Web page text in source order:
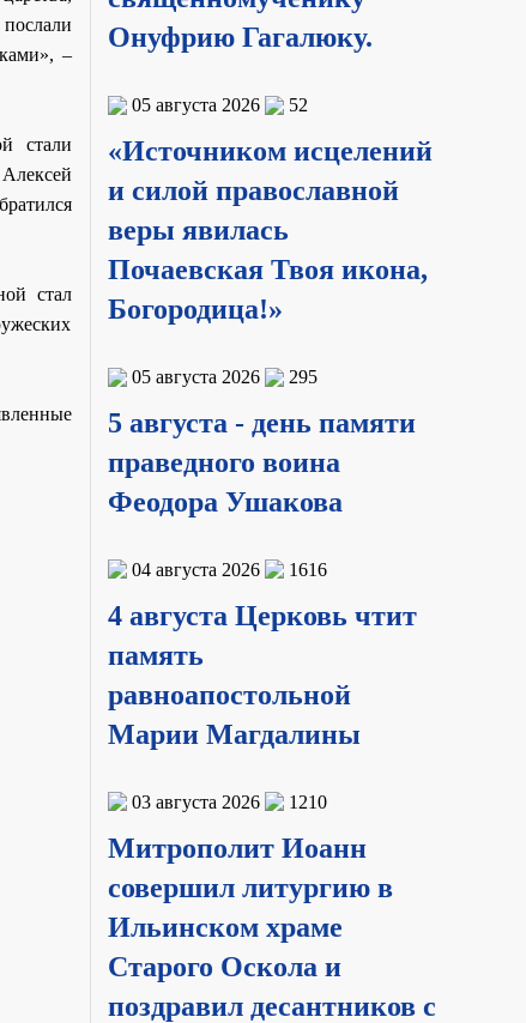
–
стали
стал
Онуфрию Гагалюку.
05 августа 2026 52
«Источником исцелений
и силой православной
веры явилась
Почаевская Твоя икона,
Богородица!»
05 августа 2026 295
5 августа - день памяти
праведного воина
Феодора Ушакова
04 августа 2026 1616
4 августа Церковь чтит
память
равноапостольной
Марии Магдалины
03 августа 2026 1210
Митрополит Иоанн
совершил литургию в
Ильинском храме
Старого Оскола и
поздравил десантников с